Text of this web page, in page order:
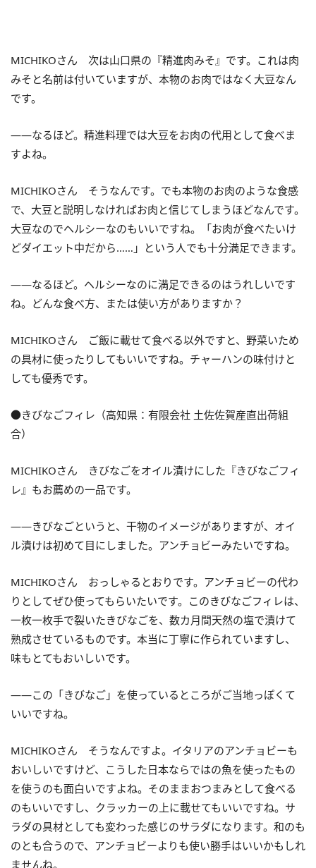
MICHIKOさん 次は山口県の『精進肉みそ』です。これは肉
みそと名前は付いていますが、本物のお肉ではなく大豆なん
です。
――なるほど。精進料理では大豆をお肉の代用として食べま
すよね。
MICHIKOさん そうなんです。でも本物のお肉のような食感
で、大豆と説明しなければお肉と信じてしまうほどなんです。
大豆なのでヘルシーなのもいいですね。「お肉が食べたいけ
どダイエット中だから……」という人でも十分満足できます。
――なるほど。ヘルシーなのに満足できるのはうれしいです
ね。どんな食べ方、または使い方がありますか？
MICHIKOさん ご飯に載せて食べる以外ですと、野菜いため
の具材に使ったりしてもいいですね。チャーハンの味付けと
しても優秀です。
●きびなごフィレ（高知県：有限会社 土佐佐賀産直出荷組
合）
MICHIKOさん きびなごをオイル漬けにした『きびなごフィ
レ』もお薦めの一品です。
――きびなごというと、干物のイメージがありますが、オイ
ル漬けは初めて目にしました。アンチョビーみたいですね。
MICHIKOさん おっしゃるとおりです。アンチョビーの代わ
りとしてぜひ使ってもらいたいです。このきびなごフィレは、
一枚一枚手で裂いたきびなごを、数カ月間天然の塩で漬けて
熟成させているものです。本当に丁寧に作られていますし、
味もとてもおいしいです。
――この「きびなご」を使っているところがご当地っぽくて
いいですね。
MICHIKOさん そうなんですよ。イタリアのアンチョビーも
おいしいですけど、こうした日本ならではの魚を使ったもの
を使うのも面白いですよね。そのままおつまみとして食べる
のもいいですし、クラッカーの上に載せてもいいですね。サ
ラダの具材としても変わった感じのサラダになります。和のも
のとも合うので、アンチョビーよりも使い勝手はいいかもしれ
ませんね。